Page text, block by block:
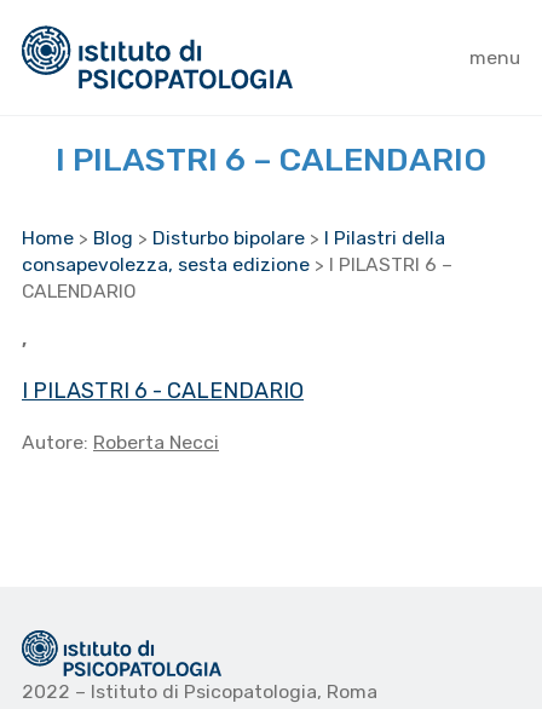
menu
I PILASTRI 6 – CALENDARIO
Home > Blog > Disturbo bipolare > I Pilastri della
consapevolezza, sesta edizione > I PILASTRI 6 –
CALENDARIO
,
I PILASTRI 6 - CALENDARIO
Autore: Roberta Necci
2022 – Istituto di Psicopatologia, Roma